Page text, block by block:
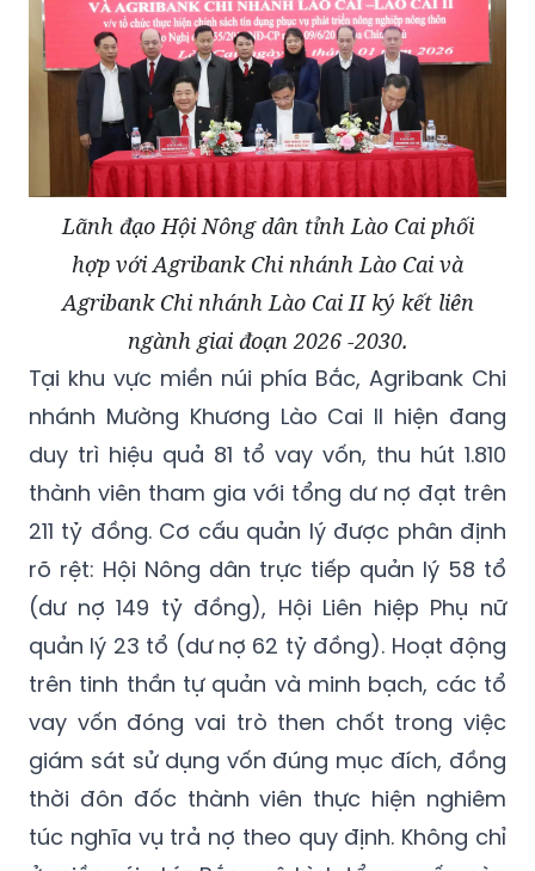
Lãnh đạo Hội Nông dân tỉnh Lào Cai phối
hợp với Agribank Chi nhánh Lào Cai và
Agribank Chi nhánh Lào Cai II ký kết liên
ngành giai đoạn 2026 -2030.
Tại khu vực miền núi phía Bắc, Agribank Chi
nhánh Mường Khương Lào Cai II hiện đang
duy trì hiệu quả 81 tổ vay vốn, thu hút 1.810
thành viên tham gia với tổng dư nợ đạt trên
211 tỷ đồng. Cơ cấu quản lý được phân định
rõ rệt: Hội Nông dân trực tiếp quản lý 58 tổ
(dư nợ 149 tỷ đồng), Hội Liên hiệp Phụ nữ
quản lý 23 tổ (dư nợ 62 tỷ đồng). Hoạt động
trên tinh thần tự quản và minh bạch, các tổ
vay vốn đóng vai trò then chốt trong việc
giám sát sử dụng vốn đúng mục đích, đồng
thời đôn đốc thành viên thực hiện nghiêm
túc nghĩa vụ trả nợ theo quy định. Không chỉ